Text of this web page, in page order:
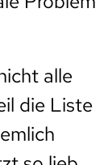
alle
die Liste